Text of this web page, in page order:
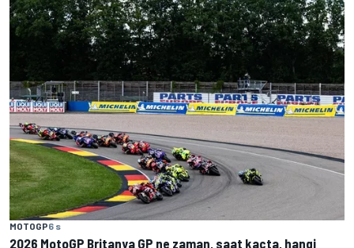
MOTOGP6 s
2026 MotoGP Britanya GP ne zaman, saat kaçta, hangi